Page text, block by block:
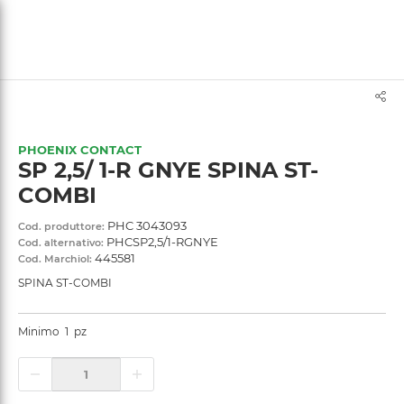
PHOENIX CONTACT
SP 2,5/ 1-R GNYE SPINA ST-
COMBI
Cod. produttore: PHC 3043093
Cod. alternativo: PHCSP2,5/1-RGNYE
Cod. Marchiol: 445581
SPINA ST-COMBI
Minimo 1 pz